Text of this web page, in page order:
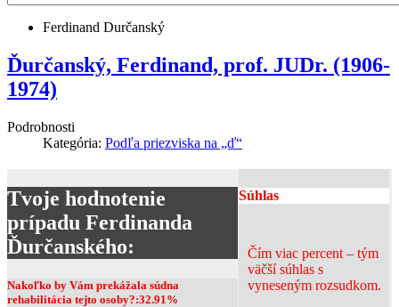
Ferdinand Durčanský
Ďurčanský, Ferdinand, prof. JUDr. (1906-
1974)
Podrobnosti
Kategória: Podľa priezviska na „ď“
Tvoje hodnotenie
prípadu Ferdinanda
Ďurčanského:
Nakoľko by Vám prekážala súdna
rehabilitácia tejto osoby?:32.91 %
Súhlas
Čím viac percent – tým
väčší súhlas s
vyneseným rozsudkom.